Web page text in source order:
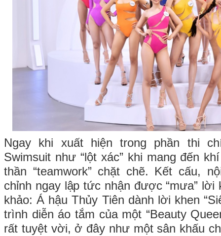
Ngay khi xuất hiện trong phần thi
Swimsuit như “lột xác” khi mang đến
thần “teamwork” chặt chẽ. Kết cấu,
chỉnh ngay lập tức nhận được “mưa”
khảo: Á hậu Thủy Tiên dành lời khen
trình diễn áo tắm của một “Beauty
rất tuyệt vời, ở đây như một sân khấu